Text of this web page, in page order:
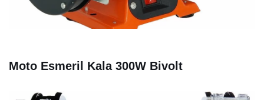
Moto Esmeril Kala 300W Bivolt